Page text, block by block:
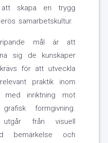
skapa en trygg
samarbetskultur.
mål är att
sig de kunskaper
för att utveckla
praktik inom
med inriktning mot
formgivning.
utgår från visuell
bemärkelse och